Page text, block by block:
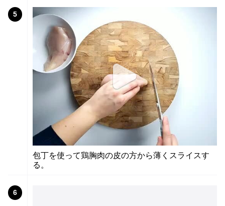
5
包丁を使って鶏胸肉の皮の方から薄くスライスす
る。
6